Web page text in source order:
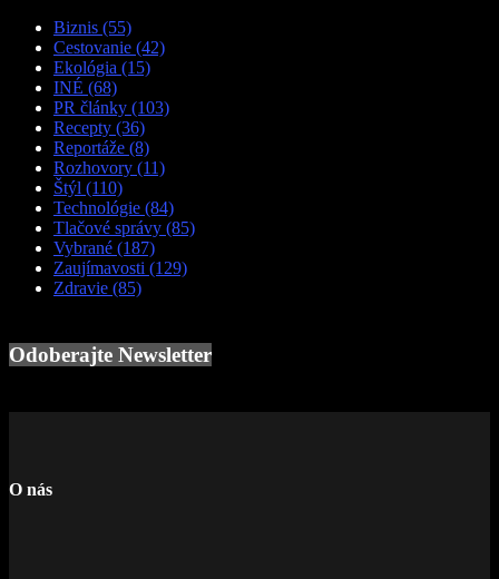
Biznis (55)
Cestovanie (42)
Ekológia (15)
INÉ (68)
PR články (103)
Recepty (36)
Reportáže (8)
Rozhovory (11)
Štýl (110)
Technológie (84)
Tlačové správy (85)
Vybrané (187)
Zaujímavosti (129)
Zdravie (85)
Odoberajte Newsletter
O nás